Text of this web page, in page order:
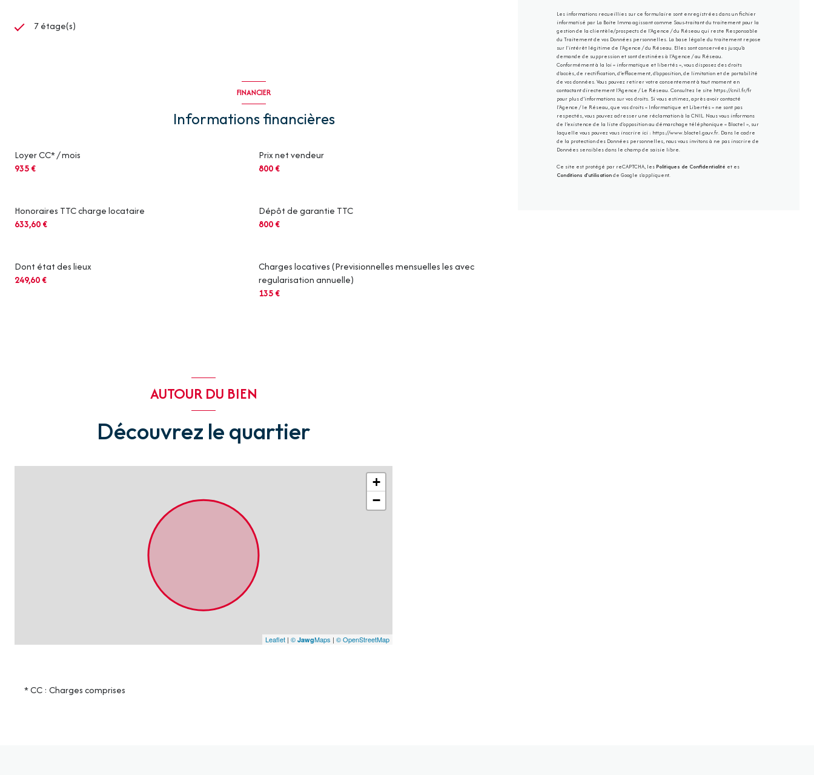
7 étage(s)
FINANCIER
Informations financières
Loyer CC* / mois
935 €
Prix net vendeur
800 €
Honoraires TTC charge locataire
633,60 €
Dont état des lieux
249,60 €
Dépôt de garantie TTC
800 €
Charges locatives (Previsionnelles mensuelles les avec
regularisation annuelle)
135 €
Les informations recueillies sur ce formulaire sont enregistrées dans un fichier
informatisé par La Boite Immo agissant comme Sous-traitant du traitement pour la
gestion de la clientèle/prospects de l'Agence / du Réseau qui reste Responsable
du Traitement de vos Données personnelles. La base légale du traitement repose
sur l'intérêt légitime de l'Agence / du Réseau. Elles sont conservées jusqu'à
demande de suppression et sont destinées à l'Agence / au Réseau.
Conformément à la loi « informatique et libertés », vous disposez des droits
d’accès, de rectification, d’effacement, d’opposition, de limitation et de portabilité
de vos données. Vous pouvez retirer votre consentement à tout moment en
contactant directement l’Agence / Le Réseau. Consultez le site https://cnil.fr/fr
pour plus d’informations sur vos droits. Si vous estimez, après avoir contacté
l'Agence / le Réseau, que vos droits « Informatique et Libertés » ne sont pas
respectés, vous pouvez adresser une réclamation à la CNIL. Nous vous informons
de l’existence de la liste d'opposition au démarchage téléphonique « Bloctel », sur
laquelle vous pouvez vous inscrire ici : https://www.bloctel.gouv.fr. Dans le cadre
de la protection des Données personnelles, nous vous invitons à ne pas inscrire de
Données sensibles dans le champ de saisie libre.
Ce site est protégé par reCAPTCHA, lesPolitiques de Confidentialité et es
Conditions d'utilisationde Google s'appliquent.
AUTOUR DU BIEN
Découvrez le quartier
+
−
Leaflet | © JawgMaps | © OpenStreetMap
* CC : Charges comprises